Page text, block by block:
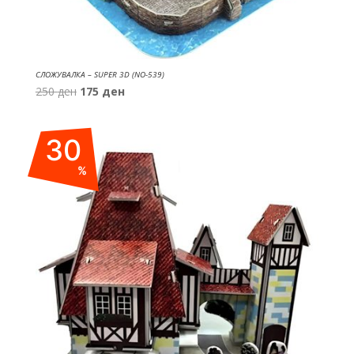
СЛОЖУВАЛКА – SUPER 3D (NO-539)
250ден Original
was:
250 ден.
175 денCurrent
30
%